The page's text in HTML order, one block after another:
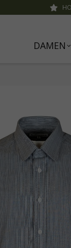
DAMEN